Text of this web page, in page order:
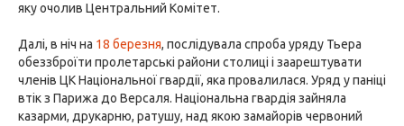
яку очолив Центральний Комітет.
Далі, в ніч на 18 березня, послідувала спроба уряду Тьера
обеззброїти пролетарські райони столиці і заарештувати
членів ЦК Національної гвардії, яка провалилася. Уряд у паніці
втік з Парижа до Версаля. Національна гвардія зайняла
казарми, друкарню, ратушу, над якою замайорів червоний